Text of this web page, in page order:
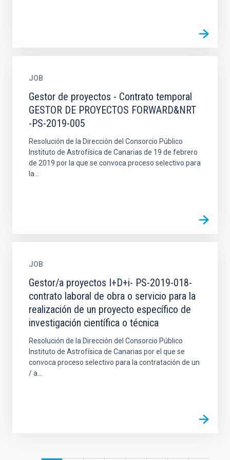
JOB
Gestor de proyectos - Contrato temporal
GESTOR DE PROYECTOS FORWARD&NRT
-PS-2019-005
Resolución de la Dirección del Consorcio Público
Instituto de Astrofísica de Canarias de 19 de febrero
de 2019 por la que se convoca proceso selectivo para
la...
JOB
Gestor/a proyectos I+D+i- PS-2019-018-
contrato laboral de obra o servicio para la
realización de un proyecto específico de
investigación científica o técnica
Resolución de la Dirección del Consorcio Público
Instituto de Astrofísica de Canarias por el que se
convoca proceso selectivo para la contratación de un
/ a...